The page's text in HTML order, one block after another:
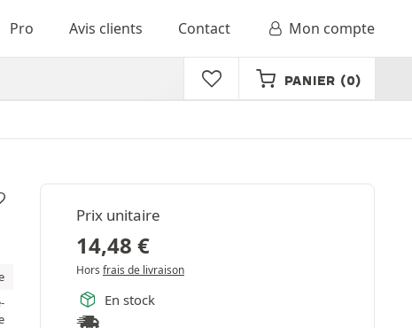
Pro Avis clients Contact Mon compte
PANIER (0)
Prix unitaire
14,48 €
Hors frais de livraison
En stock